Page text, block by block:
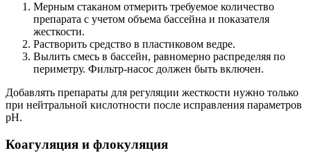
Мерным стаканом отмерить требуемое количество
препарата с учетом объема бассейна и показателя
жесткости.
Растворить средство в пластиковом ведре.
Вылить смесь в бассейн, равномерно распределяя по
периметру. Фильтр-насос должен быть включен.
Добавлять препараты для регуляции жесткости нужно только
при нейтральной кислотности после исправления параметров
рН.
Коагуляция и флокуляция